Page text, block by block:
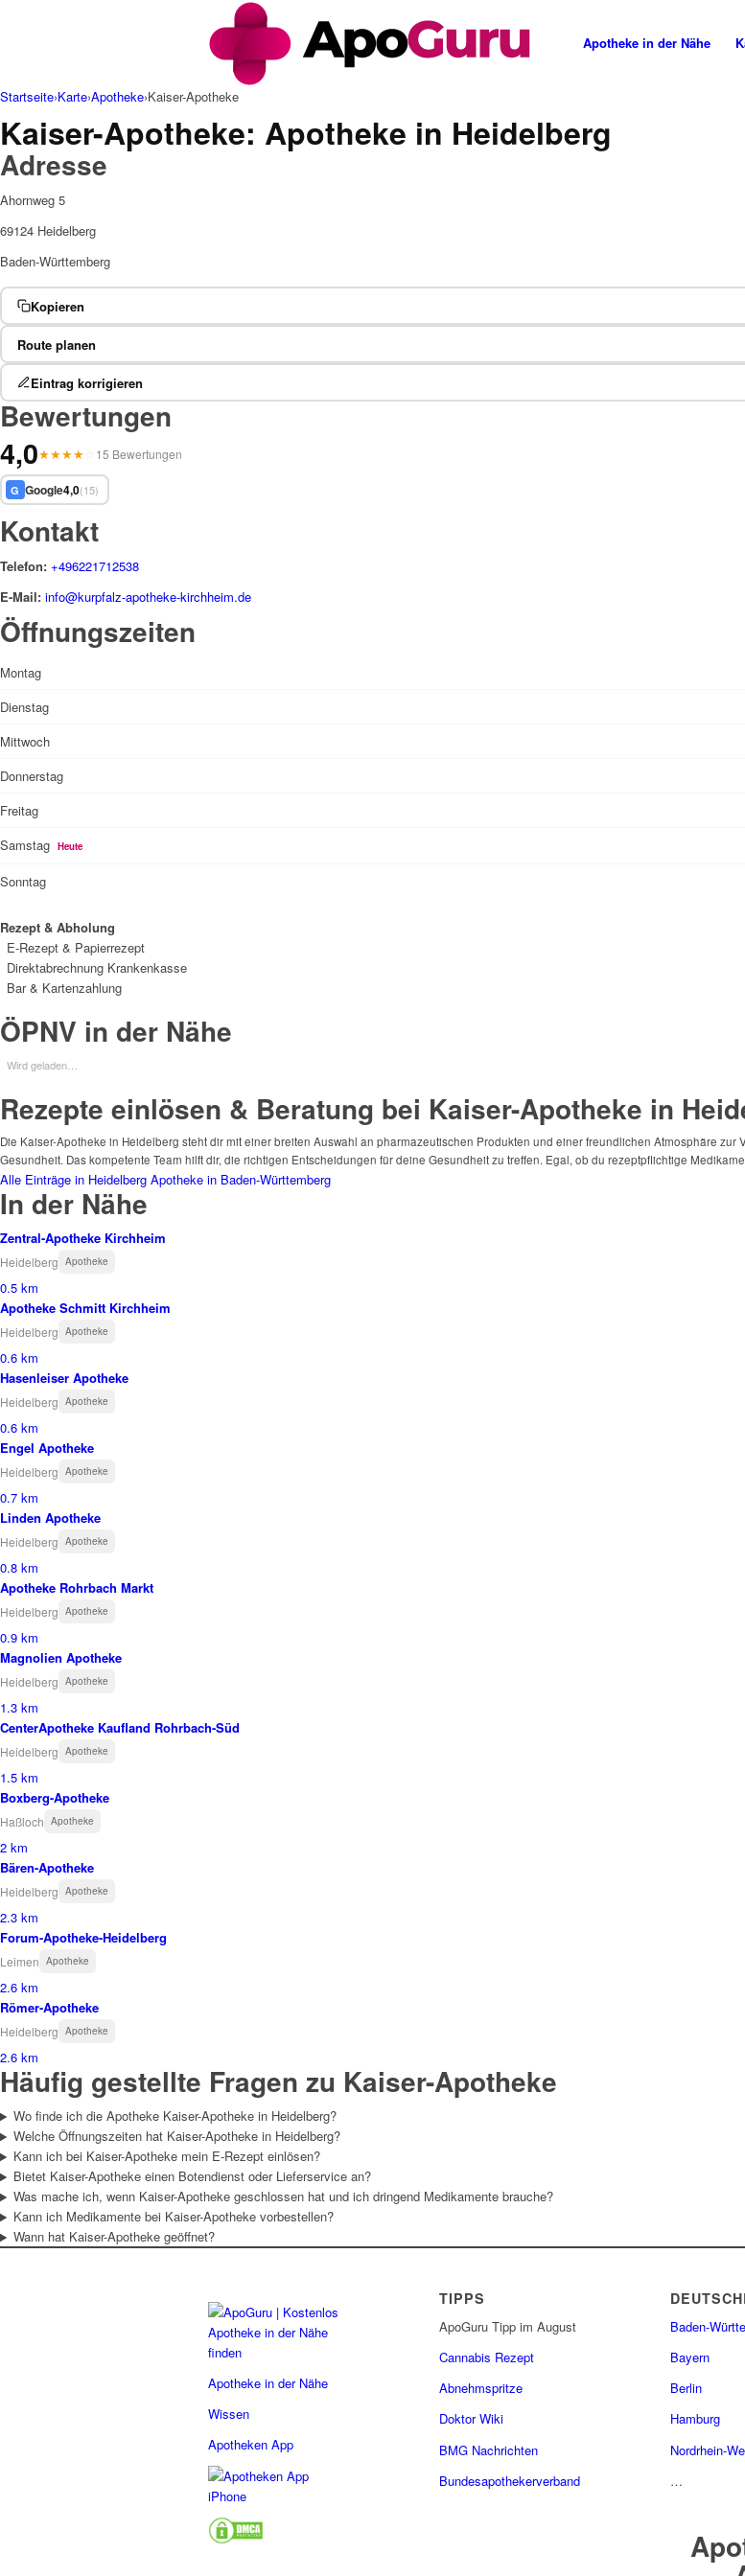
Apotheke in der Nähe
Startseite›Karte›Apotheke›Kaiser-Apotheke
Kaiser-Apotheke: Apotheke in Heidelberg
Adresse
Ahornweg 5
69124 Heidelberg
Baden-Württemberg
Kopieren
Route planen
Eintrag korrigieren
Bewertungen
4,0★★★★ 15 Bewertungen
G Google4,0(15)
Kontakt
Telefon: +496221712538
E-Mail: info@kurpfalz-apotheke-kirchheim.de
Öffnungszeiten
Montag
Dienstag
Mittwoch
Donnerstag
Freitag
Samstag Heute
Sonntag
Rezept & Abholung
E-Rezept & Papierrezept
Direktabrechnung Krankenkasse
Bar & Kartenzahlung
ÖPNV in der Nähe
Wird geladen…
Rezepte einlösen & Beratung bei Kaiser-Apotheke in
Die Kaiser-Apotheke in Heidelberg steht dir mit einer breiten Auswahl an pharmazeutischen Produkten und einer freundlichen Atmosphäre
Gesundheit. Das kompetente Team hilft dir, die richtigen Entscheidungen für deine Gesundheit zu treffen. Egal, ob du rezeptpflichtige
Alle Einträge in Heidelberg Apotheke in Baden-Württemberg
In der Nähe
Zentral-Apotheke Kirchheim
Heidelberg Apotheke
0.5 km
Apotheke Schmitt Kirchheim
Heidelberg Apotheke
0.6 km
Hasenleiser Apotheke
Heidelberg Apotheke
0.6 km
Engel Apotheke
Heidelberg Apotheke
0.7 km
Linden Apotheke
Heidelberg Apotheke
0.8 km
Apotheke Rohrbach Markt
Heidelberg Apotheke
0.9 km
Magnolien Apotheke
Heidelberg Apotheke
1.3 km
CenterApotheke Kaufland Rohrbach-Süd
Heidelberg Apotheke
1.5 km
Boxberg-Apotheke
Haßloch Apotheke
2 km
Bären-Apotheke
Heidelberg Apotheke
2.3 km
Forum-Apotheke-Heidelberg
Leimen Apotheke
2.6 km
Römer-Apotheke
Heidelberg Apotheke
2.6 km
Häufig gestellte Fragen zu Kaiser-Apotheke
Wo finde ich die Apotheke Kaiser-Apotheke in Heidelberg?
Welche Öffnungszeiten hat Kaiser-Apotheke in Heidelberg?
Kann ich bei Kaiser-Apotheke mein E-Rezept einlösen?
Bietet Kaiser-Apotheke einen Botendienst oder Lieferservice an?
Was mache ich, wenn Kaiser-Apotheke geschlossen hat und ich dringend Medikamente brauche?
Kann ich Medikamente bei Kaiser-Apotheke vorbestellen?
Wann hat Kaiser-Apotheke geöffnet?
Apotheke in der Nähe
Wissen
Apotheken App
TIPPS
ApoGuru Tipp im August
Cannabis Rezept
Abnehmspritze
Doktor Wiki
BMG Nachrichten
Bundesapothekerverband
Baden-
Bayern
Berlin
Hamburg
Nordrhein-
…